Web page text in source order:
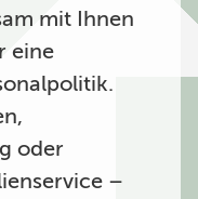
mit Ihnen
eine
oder
–